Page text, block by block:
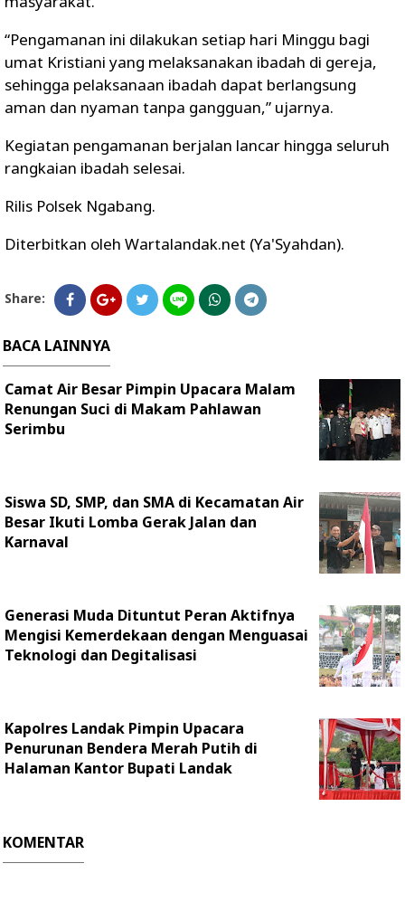
“Pengamanan ini dilakukan setiap hari Minggu bagi
umat Kristiani yang melaksanakan ibadah di gereja,
sehingga pelaksanaan ibadah dapat berlangsung
aman dan nyaman tanpa gangguan,” ujarnya.
Kegiatan pengamanan berjalan lancar hingga seluruh
rangkaian ibadah selesai.
Rilis Polsek Ngabang.
Diterbitkan oleh Wartalandak.net (Ya'Syahdan).
Share:
BACA LAINNYA
Camat Air Besar Pimpin Upacara Malam
Renungan Suci di Makam Pahlawan
Serimbu
Siswa SD, SMP, dan SMA di Kecamatan Air
Besar Ikuti Lomba Gerak Jalan dan
Karnaval
Generasi Muda Dituntut Peran Aktifnya
Mengisi Kemerdekaan dengan Menguasai
Teknologi dan Degitalisasi
Kapolres Landak Pimpin Upacara
Penurunan Bendera Merah Putih di
Halaman Kantor Bupati Landak
KOMENTAR